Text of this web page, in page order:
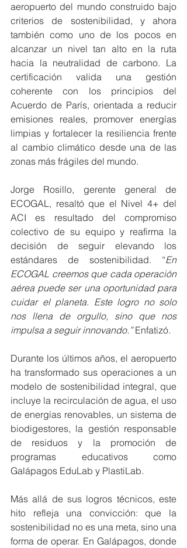
aeropuerto del mundo construido bajo
criterios de sostenibilidad, y ahora
también como uno de los pocos en
alcanzar un nivel tan alto en la ruta
hacia la neutralidad de carbono. La
certificación valida una gestión
coherente con los principios del
Acuerdo de París, orientada a reducir
emisiones reales, promover energías
limpias y fortalecer la resiliencia frente
al cambio climático desde una de las
zonas más frágiles del mundo.
Jorge Rosillo, gerente general de
ECOGAL, resaltó que el Nivel 4+ del
ACI es resultado del compromiso
colectivo de su equipo y reafirma la
decisión de seguir elevando los
estándares de sostenibilidad. “En
ECOGAL creemos que cada operación
aérea puede ser una oportunidad para
cuidar el planeta. Este logro no solo
nos llena de orgullo, sino que nos
impulsa a seguir innovando.” Enfatizó.
Durante los últimos años, el aeropuerto
ha transformado sus operaciones a un
modelo de sostenibilidad integral, que
incluye la recirculación de agua, el uso
de energías renovables, un sistema de
biodigestores, la gestión responsable
de residuos y la promoción de
programas educativos como
Galápagos EduLab y PlastiLab.
Más allá de sus logros técnicos, este
hito refleja una convicción: que la
sostenibilidad no es una meta, sino una
forma de operar. En Galápagos, donde